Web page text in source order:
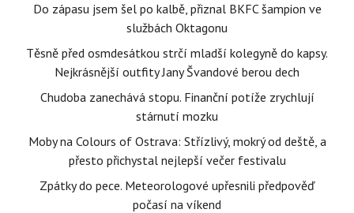
Do zápasu jsem šel po kalbě, přiznal BKFC šampion ve
službách Oktagonu
Těsně před osmdesátkou strčí mladší kolegyně do kapsy.
Nejkrásnější outfity Jany Švandové berou dech
Chudoba zanechává stopu. Finanční potíže zrychlují
stárnutí mozku
Moby na Colours of Ostrava: Střízlivý, mokrý od deště, a
přesto přichystal nejlepší večer festivalu
Zpátky do pece. Meteorologové upřesnili předpověď
počasí na víkend